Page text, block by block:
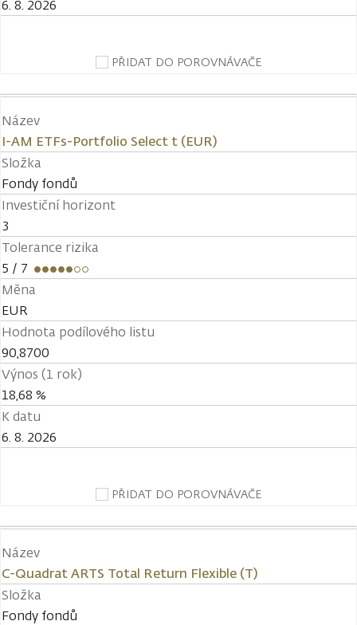
6. 8. 2026
PŘIDAT DO POROVNÁVAČE
Název
I-AM ETFs-Portfolio Select t (EUR)
Složka
Fondy fondů
Investiční horizont
3
Tolerance rizika
5 / 7
Měna
EUR
Hodnota podílového listu
90,8700
Výnos (1 rok)
18,68 %
K datu
6. 8. 2026
PŘIDAT DO POROVNÁVAČE
Název
C-Quadrat ARTS Total Return Flexible (T)
Složka
Fondy fondů